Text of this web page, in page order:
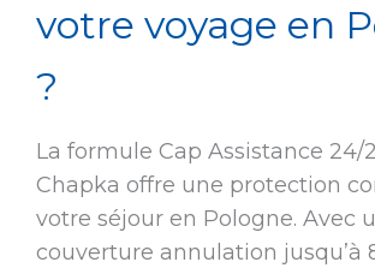
votre voyage en
?
La formule Cap Assistance 24/
Chapka offre une protection
votre séjour en Pologne. Avec
couverture annulation jusqu’à